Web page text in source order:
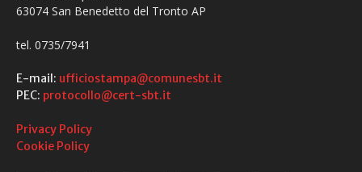
63074 San Benedetto del Tronto AP
tel. 0735/7941
E-mail: ufficiostampa@comunesbt.it
PEC: protocollo@cert-sbt.it
Privacy Policy
Cookie Policy